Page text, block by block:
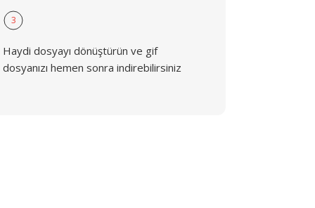
3
Haydi dosyayı dönüştürün ve gif
dosyanızı hemen sonra indirebilirsiniz